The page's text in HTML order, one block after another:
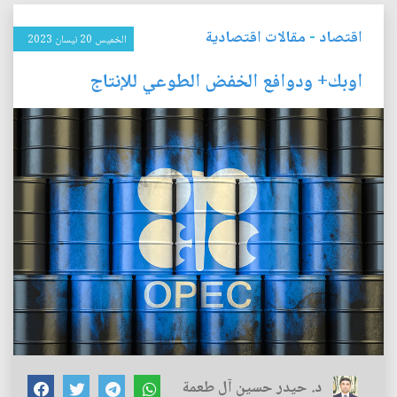
اقتصاد - مقالات اقتصادية الخميس 20 نيسان 2023
اوبك+ ودوافع الخفض الطوعي للإنتاج
د. حيدر حسين آل طعمة